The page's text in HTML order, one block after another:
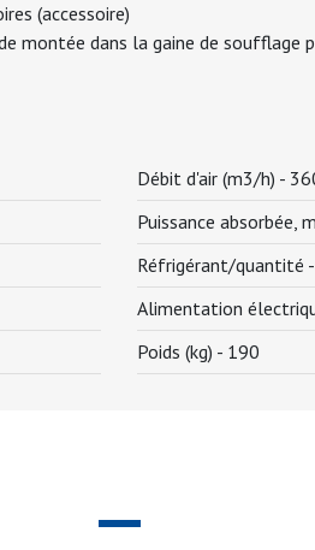
(accessoire)
montée dans la gaine de soufflage
Débit d'air (m3/h) -
Puissance absorbée,
Réfrigérant/quantité -
Alimentation
Poids (kg) - 190